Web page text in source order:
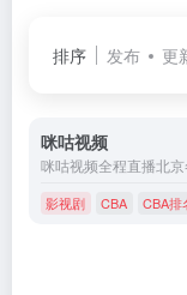
排序 发布 更
咪咕视频
影视剧 CBA CBA排